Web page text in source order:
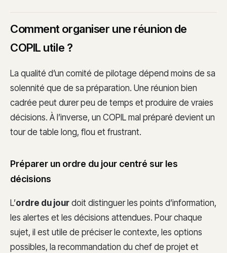
Comment organiser une réunion de
COPIL utile ?
La qualité d’un comité de pilotage dépend moins de sa
solennité que de sa préparation. Une réunion bien
cadrée peut durer peu de temps et produire de vraies
décisions. À l’inverse, un COPIL mal préparé devient un
tour de table long, flou et frustrant.
Préparer un ordre du jour centré sur les
décisions
L’ordre du jour doit distinguer les points d’information,
les alertes et les décisions attendues. Pour chaque
sujet, il est utile de préciser le contexte, les options
possibles, la recommandation du chef de projet et